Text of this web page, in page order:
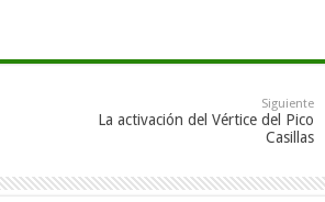
Siguiente
La activación del Vértice del Pico
Casillas